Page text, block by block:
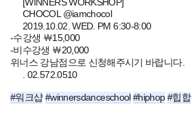
CHOCOL @iamchocol
2019.10.02. WED. PM 6:30-8:00
-수강생 ￦15,000
-비수강생 ￦20,000
위너스 강남점으로 신청해주시기 바랍니다.
????. 02.572.0510
#워크샵 #winnersdanceschool #hiphop #힙합